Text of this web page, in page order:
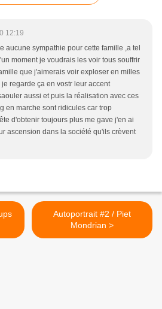
12:19
aucune sympathie pour cette famille ,a tel
moment je voudrais les voir tous souffrir
que j'aimerais voir exploser en milles
regarde ça en vostr leur accent
aussi et puis la réalisation avec ces
en marche sont ridicules car trop
d'obtenir toujours plus me gave j'en ai
ascension dans la société qu'ils crèvent
Autoportrait #2 / Piet
Mondrian >